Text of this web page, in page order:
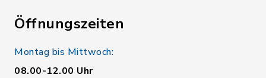
Öffnungszeiten
Montag bis Mittwoch:
08.00-12.00 Uhr